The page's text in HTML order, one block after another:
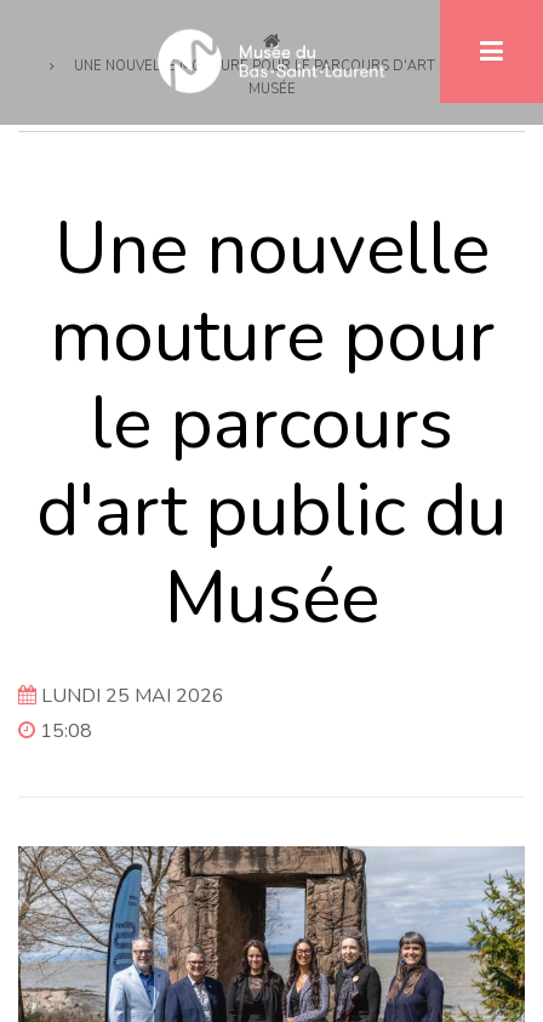
principal
d'Ariane
UNE NOUVELLE MOUTURE POUR LE PARCOURS D'ART PUBLIC DU
MUSÉE
Une nouvelle
mouture pour
le parcours
d'art public du
Musée
LUNDI 25 MAI 2026
15:08